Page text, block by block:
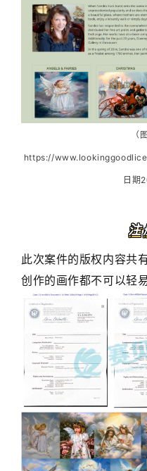
（
https://
日期
注
此次案件的版权内容共
创作的画作都不可以轻